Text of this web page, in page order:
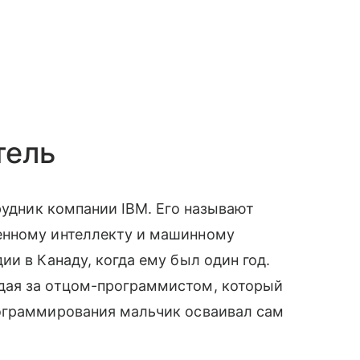
компании IBM. Его называют
интеллекту и машинному
в Канаду, когда ему был один год.
за отцом-программистом, который
мальчик осваивал сам